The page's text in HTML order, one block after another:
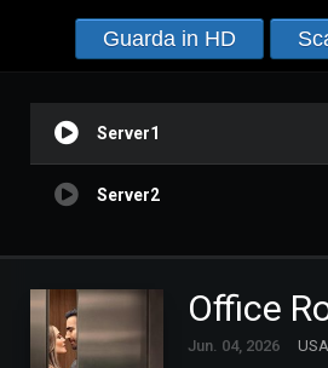
Guarda in HD
Server1
Server2
Office
Jun. 04, 2026 USA